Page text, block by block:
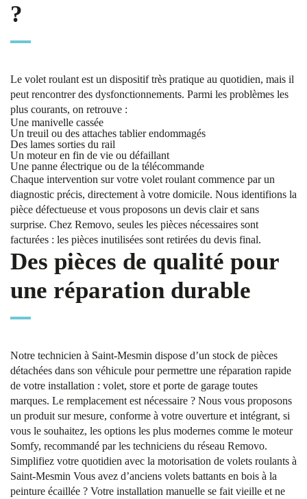
?
Le volet roulant est un dispositif très pratique au quotidien, mais il
peut rencontrer des dysfonctionnements. Parmi les problèmes les
plus courants, on retrouve :
Une manivelle cassée
Un treuil ou des attaches tablier endommagés
Des lames sorties du rail
Un moteur en fin de vie ou défaillant
Une panne électrique ou de la télécommande
Chaque intervention sur votre volet roulant commence par un
diagnostic précis, directement à votre domicile. Nous identifions la
pièce défectueuse et vous proposons un devis clair et sans
surprise. Chez Removo, seules les pièces nécessaires sont
facturées : les pièces inutilisées sont retirées du devis final.
Des pièces de qualité pour
une réparation durable
Notre technicien à Saint-Mesmin dispose d’un stock de pièces
détachées dans son véhicule pour permettre une réparation rapide
de votre installation : volet, store et porte de garage toutes
marques. Le remplacement est nécessaire ? Nous vous proposons
un produit sur mesure, conforme à votre ouverture et intégrant, si
vous le souhaitez, les options les plus modernes comme le moteur
Somfy, recommandé par les techniciens du réseau Removo.
Simplifiez votre quotidien avec la motorisation de volets roulants à
Saint-Mesmin Vous avez d’anciens volets battants en bois à la
peinture écaillée ? Votre installation manuelle se fait vieille et ne